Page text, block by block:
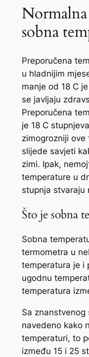
sobna
Preporučena
u hladnijim
manje od 18 C
se javljaju
Preporučena
je 18 C
zimogrozniji
slijede savjeti
zimi. Ipak,
temperature u
stupnja stvaraju
Što je sobna
Sobna
termometra u
temperatura je i
ugodnu
temperatura
Sa
navedeno kako
temperaturi, to
između 15 i 25